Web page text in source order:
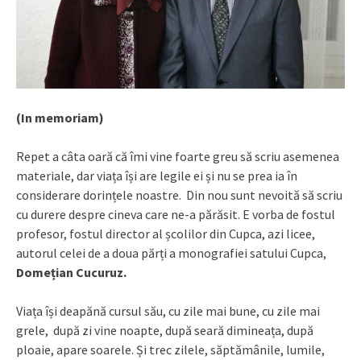
(In memoriam)
Repet a câta oară că îmi vine foarte greu să scriu asemenea
materiale, dar viața își are legile ei și nu se prea ia în
considerare dorințele noastre. Din nou sunt nevoită să scriu
cu durere despre cineva care ne-a părăsit. E vorba de fostul
profesor, fostul director al școlilor din Cupca, azi licee,
autorul celei de a doua părți a monografiei satului Cupca,
Domețian Cucuruz.
Viața își deapănă cursul său, cu zile mai bune, cu zile mai
grele, după zi vine noapte, după seară dimineața, după
ploaie, apare soarele. Și trec zilele, săptămânile, lumile,